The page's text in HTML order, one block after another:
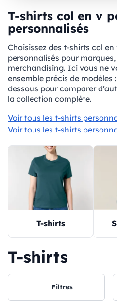
T-shirts col en v
personnalisés
Choisissez des t-shirts col
personnalisés pour
merchandising. Ici vous ne
ensemble précis de modèles
dessous pour comparer
la collection complète.
Voir tous les t-shirts
Voir tous les t-shirts
T-shirts
T-shirts
Filtres